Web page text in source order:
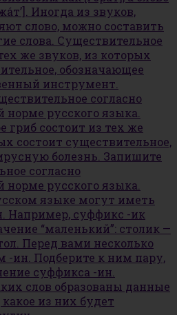
Иногда из звуков,
слово, можно составить
слова. Существительное
же звуков, из которых
обозначающее
инструмент.
согласно
норме русского языка.
гриб состоит из тех же
состоит существительное,
болезнь. Запишите
согласно
норме русского языка.
языке могут иметь
Например, суффикс -ик
“маленький”: столик —
Перед вами несколько
-ин. Подберите к ним пару,
суффикса -ин.
слов образованы данные
из них будет